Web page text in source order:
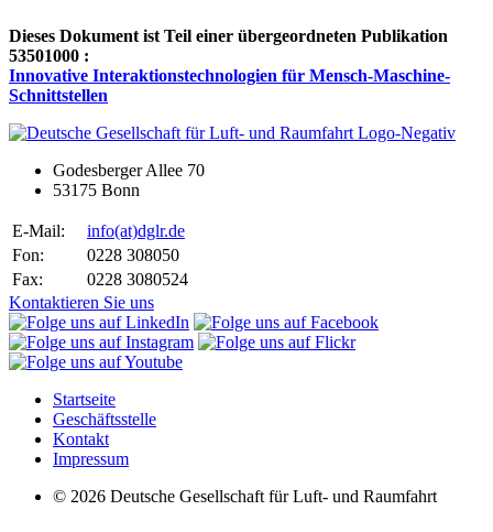
Dieses Dokument ist Teil einer übergeordneten Publikation
53501000 :
Innovative Interaktionstechnologien für Mensch-Maschine-
Schnittstellen
Godesberger Allee 70
53175 Bonn
E-Mail: info(at)dglr.de
Fon:
0228 308050
Fax:
0228 3080524
Kontaktieren Sie uns
Startseite
Geschäftsstelle
Kontakt
Impressum
© 2026 Deutsche Gesellschaft für Luft- und Raumfahrt